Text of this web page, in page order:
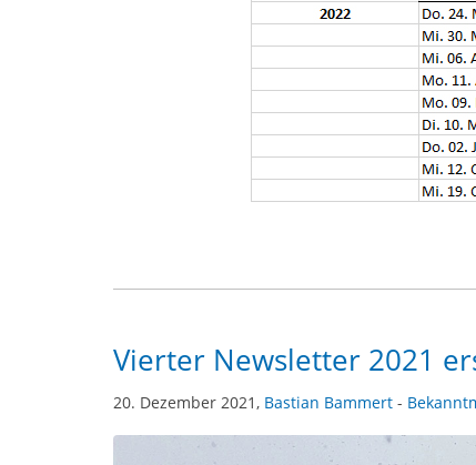
Vierter Newsletter 2021
20. Dezember 2021, Bastian Bammert -